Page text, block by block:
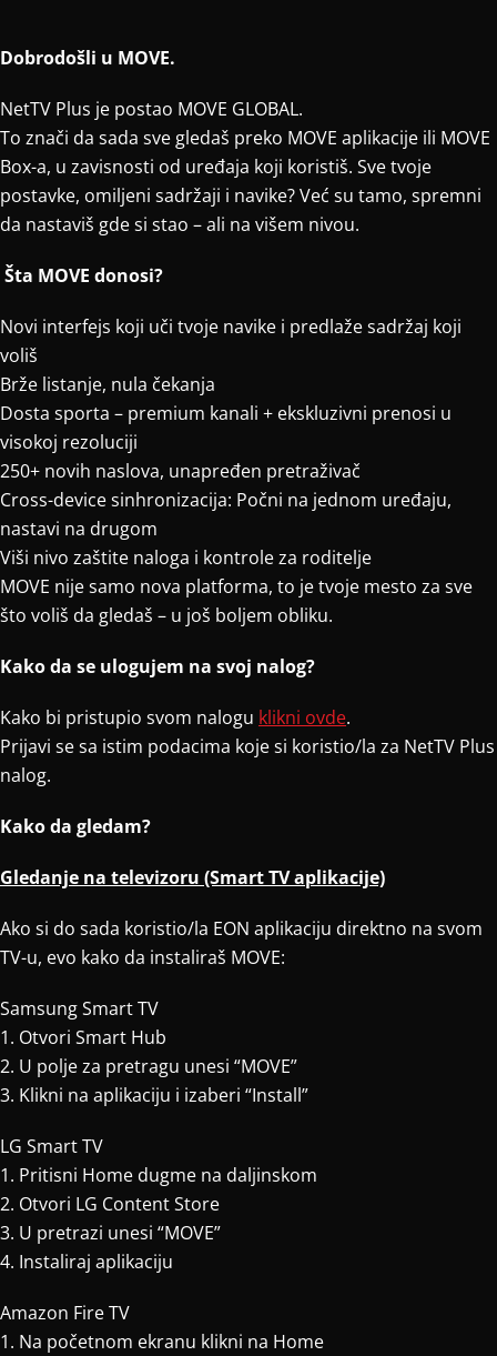
Dobrodošli u MOVE.
NetTV Plus je postao MOVE GLOBAL.
To znači da sada sve gledaš preko MOVE aplikacije ili MOVE
Box-a, u zavisnosti od uređaja koji koristiš. Sve tvoje
postavke, omiljeni sadržaji i navike? Već su tamo, spremni
da nastaviš gde si stao – ali na višem nivou.
Šta MOVE donosi?
Novi interfejs koji uči tvoje navike i predlaže sadržaj koji
voliš
Brže listanje, nula čekanja
Dosta sporta – premium kanali + ekskluzivni prenosi u
visokoj rezoluciji
250+ novih naslova, unapređen pretraživač
Cross-device sinhronizacija: Počni na jednom uređaju,
nastavi na drugom
Viši nivo zaštite naloga i kontrole za roditelje
MOVE nije samo nova platforma, to je tvoje mesto za sve
što voliš da gledaš – u još boljem obliku.
Kako da se ulogujem na svoj nalog?
Kako bi pristupio svom nalogu klikni ovde.
Prijavi se sa istim podacima koje si koristio/la za NetTV Plus
nalog.
Kako da gledam?
Gledanje na televizoru (Smart TV aplikacije)
Ako si do sada koristio/la EON aplikaciju direktno na svom
TV-u, evo kako da instaliraš MOVE:
Samsung Smart TV
1. Otvori Smart Hub
2. U polje za pretragu unesi “MOVE”
3. Klikni na aplikaciju i izaberi “Install”
LG Smart TV
1. Pritisni Home dugme na daljinskom
2. Otvori LG Content Store
3. U pretrazi unesi “MOVE”
4. Instaliraj aplikaciju
Amazon Fire TV
1. Na početnom ekranu klikni na Home